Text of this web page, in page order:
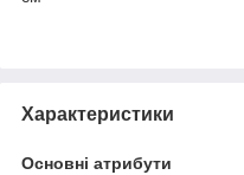
Характеристики
Основні атрибути